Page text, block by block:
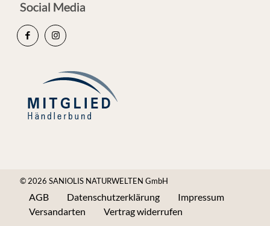
Social Media
© 2026 SANIOLIS NATURWELTEN GmbH
AGB Datenschutzerklärung
Impressum
Versandarten
Vertrag widerrufen